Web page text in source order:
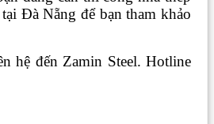
Đà Nẵng để bạn tham khảo
hệ đến Zamin Steel. Hotline